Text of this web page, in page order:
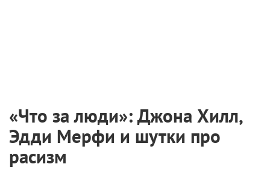
«Что за люди»: Джона Хилл,
Эдди Мерфи и шутки про
расизм